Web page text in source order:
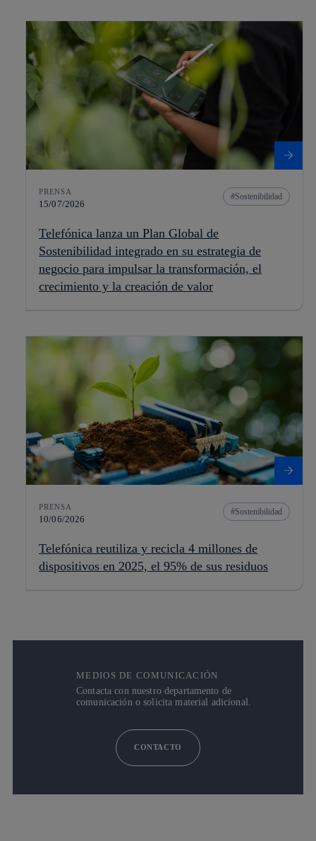
PRENSA
15/07/2026
Sostenibilidad
Telefónica lanza un Plan Global de
Sostenibilidad integrado en su estrategia de
negocio para impulsar la transformación, el
crecimiento y la creación de valor
PRENSA
10/06/2026
Sostenibilidad
Telefónica reutiliza y recicla 4 millones de
dispositivos en 2025, el 95% de sus residuos
MEDIOS DE COMUNICACIÓN
Contacta con nuestro departamento de
comunicación o solicita material adicional.
CONTACTO